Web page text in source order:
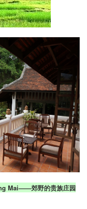
Mai——郊野的贵族庄园